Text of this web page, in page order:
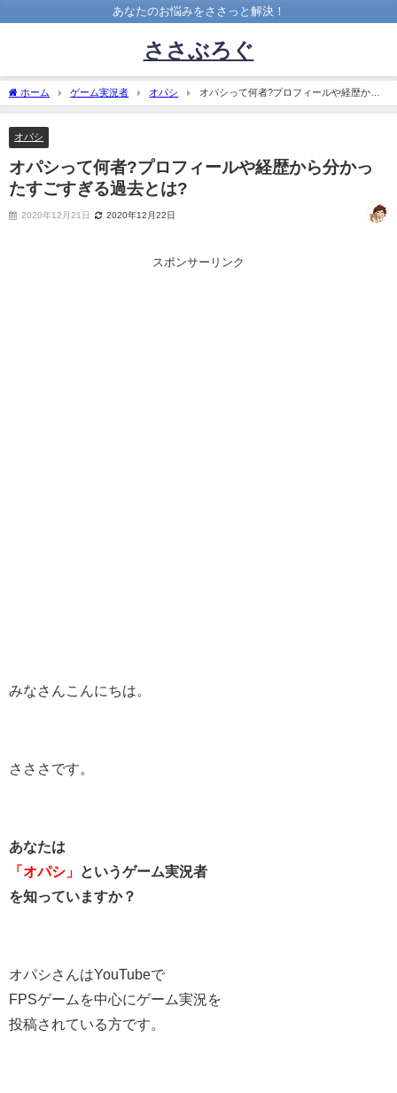
あなたのお悩みをささっと解決！
ささぶろぐ
ホーム ゲーム実況者 オパシ
オパシって何者?プロフィールや経歴から
分かったすごすぎる過去とは?
オパシ
オパシって何者?プロフィールや経歴から分かっ
たすごすぎる過去とは?
2020年12月21日 2020年12月22日
スポンサーリンク
みなさんこんにちは。
さささです。
あなたは
「オパシ」
というゲーム実況者
を知っていますか？
オパシさんはYouTubeで
FPSゲームを中心にゲーム実況を
投稿されている方です。